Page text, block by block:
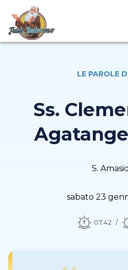
LE PAROLE
Ss.
S.
sabato 23
07.42